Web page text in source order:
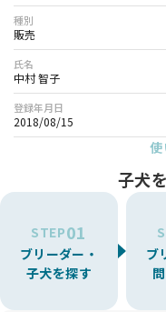
種別
販売
氏名
中村 智子
登録年月日
2018/08/15
子犬
STEP01
ブリーダー・
子犬を探す
ブ